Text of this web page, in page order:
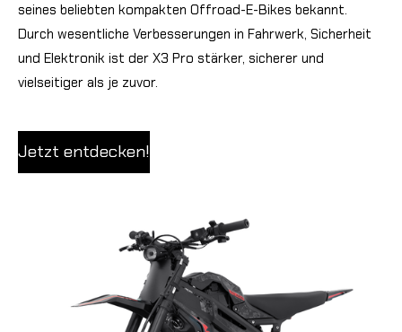
seines beliebten kompakten Offroad-E-Bikes bekannt.
Durch wesentliche Verbesserungen in Fahrwerk, Sicherheit
und Elektronik ist der X3 Pro stärker, sicherer und
vielseitiger als je zuvor.
Jetzt entdecken!